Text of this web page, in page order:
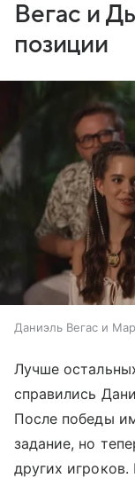
Вегас и
позиции
Даниэль Вегас и
Лучше
справились
После победы
задание, но
других игроков.